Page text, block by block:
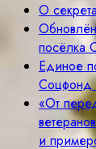
О
посёлка
Единое
Соцфонд
«От
и